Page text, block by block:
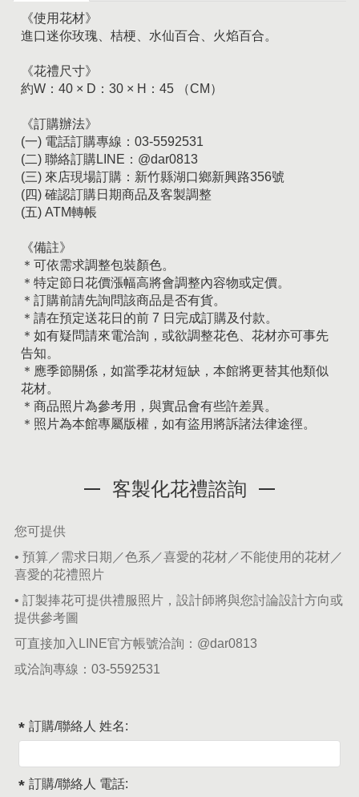
《使用花材》
進口迷你玫瑰、桔梗、水仙百合、火焰百合。
《花禮尺寸》
約W：40 × D：30 × H：45 （CM）
《訂購辦法》
(一) 電話訂購專線：03-5592531
(二) 聯絡訂購LINE：@dar0813
(三) 來店現場訂購：新竹縣湖口鄉新興路356號
(四) 確認訂購日期商品及客製調整
(五) ATM轉帳
《備註》
＊可依需求調整包裝顏色。
＊特定節日花價漲幅高將會調整內容物或定價。
＊訂購前請先詢問該商品是否有貨。
＊請在預定送花日的前 7 日完成訂購及付款。
＊如有疑問請來電洽詢，或欲調整花色、花材亦可事先
告知。
＊應季節關係，如當季花材短缺，本館將更替其他類似
花材。
＊商品照片為參考用，與實品會有些許差異。
＊照片為本館專屬版權，如有盜用將訴諸法律途徑。
客製化花禮諮詢
您可提供
• 預算／需求日期／色系／喜愛的花材／不能使用的花材／
喜愛的花禮照片
• 訂製捧花可提供禮服照片，設計師將與您討論設計方向或
提供參考圖
可直接加入LINE官方帳號洽詢： @dar0813
或洽詢專線： 03-5592531
訂購/聯絡人 姓名:
訂購/聯絡人 電話: